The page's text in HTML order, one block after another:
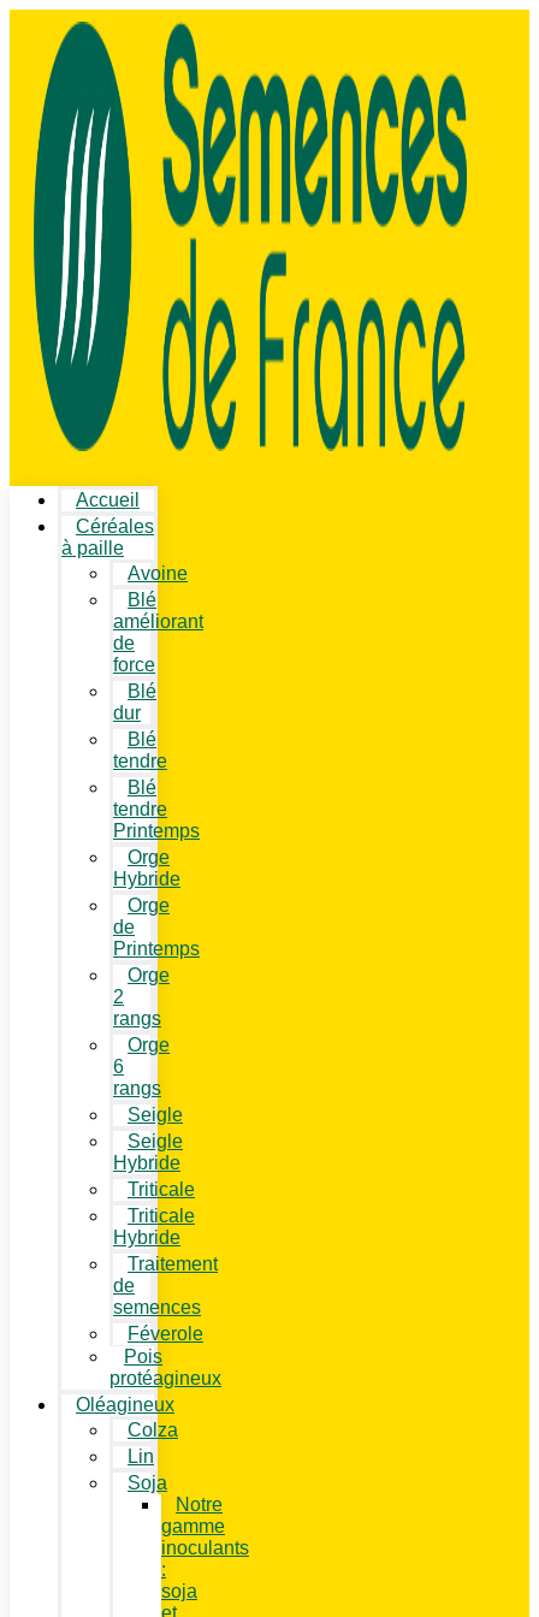
Accueil
Céréales
à paille
Avoine
Blé
améliorant
de
force
Blé
dur
Blé
tendre
Blé
tendre
Printemps
Orge
Hybride
Orge
de
Printemps
Orge
2
rangs
Orge
6
rangs
Seigle
Seigle
Hybride
Triticale
Triticale
Hybride
Traitement
de
semences
Féverole
Pois
protéagineux
Oléagineux
Colza
Lin
Soja
Notre
gamme
inoculants
:
soja
et